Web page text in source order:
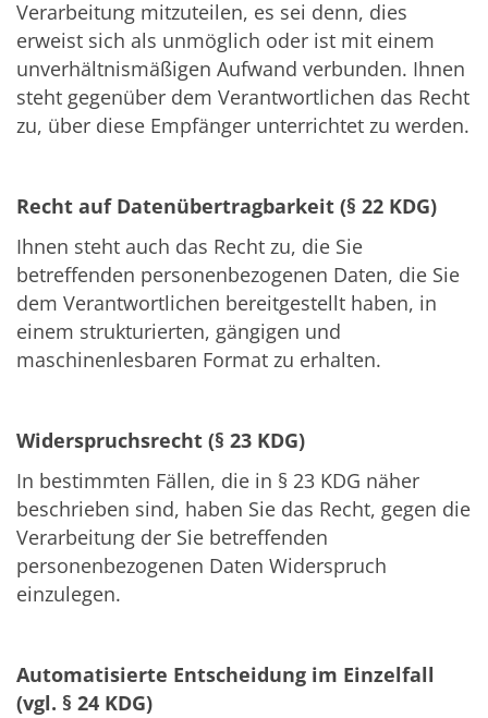
Verarbeitung mitzuteilen, es sei denn, dies
erweist sich als unmöglich oder ist mit einem
unverhältnismäßigen Aufwand verbunden. Ihnen
steht gegenüber dem Verantwortlichen das Recht
zu, über diese Empfänger unterrichtet zu werden.
Recht auf Datenübertragbarkeit (§ 22 KDG)
Ihnen steht auch das Recht zu, die Sie
betreffenden personenbezogenen Daten, die Sie
dem Verantwortlichen bereitgestellt haben, in
einem strukturierten, gängigen und
maschinenlesbaren Format zu erhalten.
Widerspruchsrecht (§ 23 KDG)
In bestimmten Fällen, die in § 23 KDG näher
beschrieben sind, haben Sie das Recht, gegen die
Verarbeitung der Sie betreffenden
personenbezogenen Daten Widerspruch
einzulegen.
Automatisierte Entscheidung im Einzelfall
(vgl. § 24 KDG)